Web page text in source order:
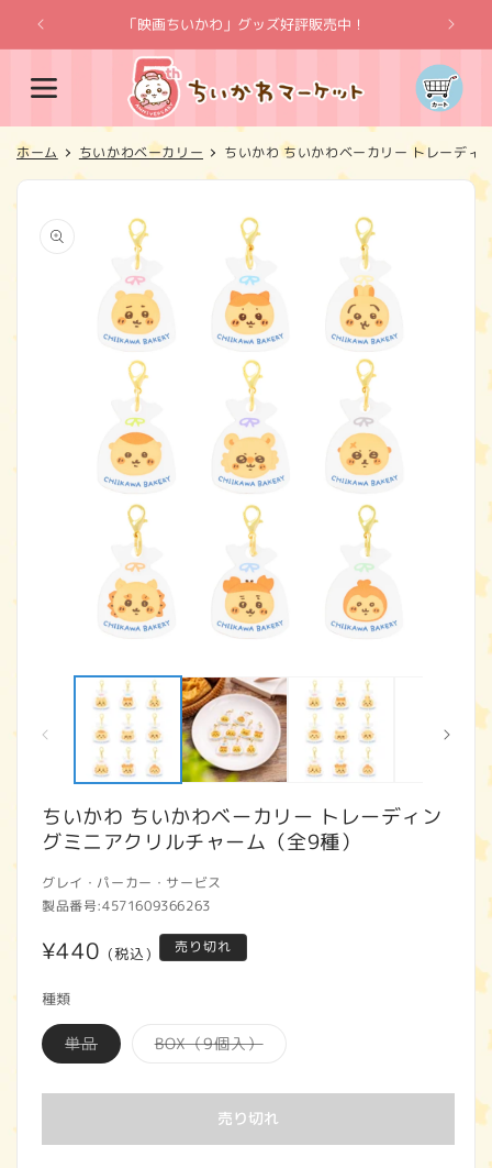
ンツに
進む
「映画ちいかわ」グッズ好評販売中！
カ
ー
ト
ホーム ちいかわベーカリー ちいかわ ちいかわベーカリー トレーディ
報にス
キップ
ちいかわ ちいかわベーカリー トレーディン
グミニアクリルチャーム（全9種）
グレイ・パーカー・サービス
製品番号:4571609366263
通
価
格
¥440 (税込) 売り切れ
種類
単品バ
リ
ー
は
BOX（9個入）バ
ー
ョ
は
売り切れ